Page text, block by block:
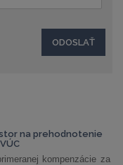
na prehodnotenie
kompenzácie za